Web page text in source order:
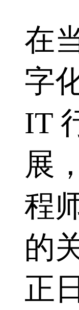
在
字
IT
展
程
的
正